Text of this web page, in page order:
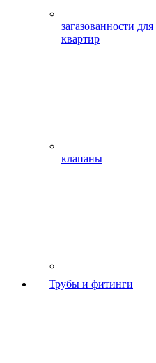
загазованности
квартир
клапаны
Трубы и фитинги